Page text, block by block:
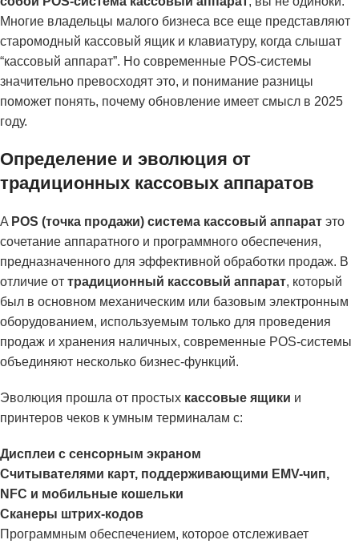
Многие владельцы малого бизнеса все еще представляют
старомодный кассовый ящик и клавиатуру, когда слышат
“кассовый аппарат”. Но современные POS-системы
значительно превосходят это, и понимание разницы
поможет понять, почему обновление имеет смысл в 2025
году.
Определение и эволюция от
традиционных кассовых аппаратов
A POS (точка продажи) система кассовый аппарат это
сочетание аппаратного и программного обеспечения,
предназначенного для эффективной обработки продаж. В
отличие от традиционный кассовый аппарат, который
был в основном механическим или базовым электронным
оборудованием, используемым только для проведения
продаж и хранения наличных, современные POS-системы
объединяют несколько бизнес-функций.
Эволюция прошла от простых кассовые ящики и
принтеров чеков к умным терминалам с:
Дисплеи с сенсорным экраном
Считывателями карт, поддерживающими EMV-чип,
NFC и мобильные кошельки
Сканеры штрих-кодов
Программным обеспечением, которое отслеживает